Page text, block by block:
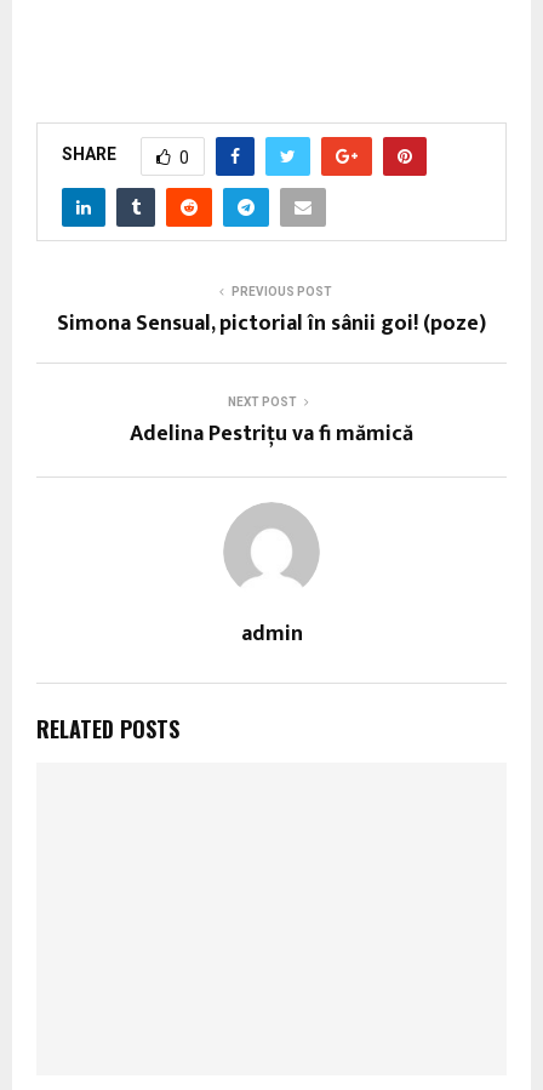
SHARE 0
PREVIOUS POST
Simona Sensual, pictorial în sânii goi! (poze)
NEXT POST
Adelina Pestriţu va fi mămică
admin
RELATED POSTS